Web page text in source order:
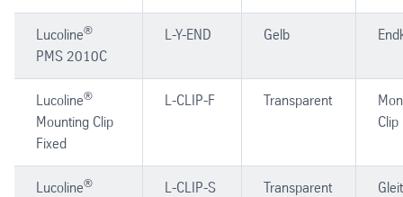
Lucoline®
PMS 2010C
L-Y-END Gelb
Lucoline®
Mounting Clip
Fixed
L-CLIP-F Transparent
Clip
Lucoline® L-CLIP-S Transparent